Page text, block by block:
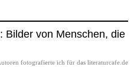
Bilder von Menschen, die
fotografierte ich für das literaturcafe.de